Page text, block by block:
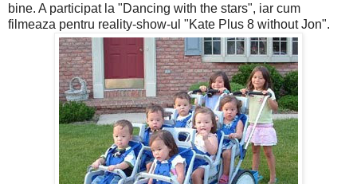
bine. A participat la "Dancing with the stars", iar cum
filmeaza pentru reality-show-ul "Kate Plus 8 without Jon".